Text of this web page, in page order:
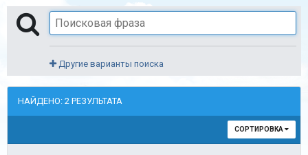
Другие варианты поиска
НАЙДЕНО: 2 РЕЗУЛЬТАТА
СОРТИРОВКА